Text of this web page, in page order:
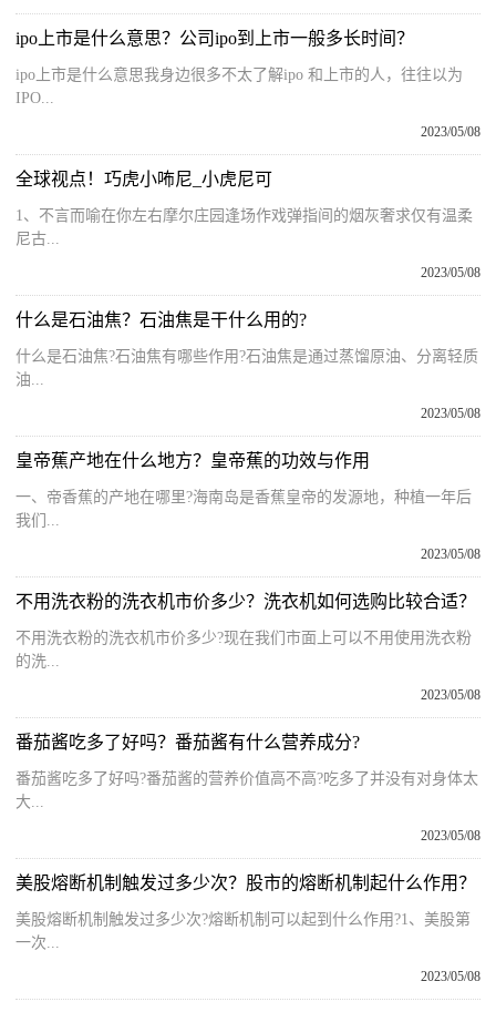
ipo上市是什么意思？公司ipo到上市一般多长时间？
ipo上市是什么意思我身边很多不太了解ipo 和上市的人，往往以为
IPO...
2023/05/08
全球视点！巧虎小咘尼_小虎尼可
1、不言而喻在你左右摩尔庄园逢场作戏弹指间的烟灰奢求仅有温柔
尼古...
2023/05/08
什么是石油焦？石油焦是干什么用的?
什么是石油焦?石油焦有哪些作用?石油焦是通过蒸馏原油、分离轻质
油...
2023/05/08
皇帝蕉产地在什么地方？皇帝蕉的功效与作用
一、帝香蕉的产地在哪里?海南岛是香蕉皇帝的发源地，种植一年后
我们...
2023/05/08
不用洗衣粉的洗衣机市价多少？洗衣机如何选购比较合适？
不用洗衣粉的洗衣机市价多少?现在我们市面上可以不用使用洗衣粉
的洗...
2023/05/08
番茄酱吃多了好吗？番茄酱有什么营养成分?
番茄酱吃多了好吗?番茄酱的营养价值高不高?吃多了并没有对身体太
大...
2023/05/08
美股熔断机制触发过多少次？股市的熔断机制起什么作用？
美股熔断机制触发过多少次?熔断机制可以起到什么作用?1、美股第
一次...
2023/05/08